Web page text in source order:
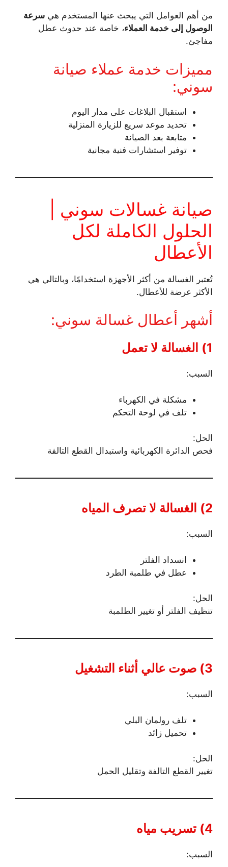
من أهم العوامل التي يبحث عنها المستخدم هي سرعة
الوصول إلى خدمة العملاء، خاصة عند حدوث عطل
مفاجئ.
مميزات خدمة عملاء صيانة
سوني:
استقبال البلاغات على مدار اليوم
تحديد موعد سريع للزيارة المنزلية
متابعة بعد الصيانة
توفير استشارات فنية مجانية
صيانة غسالات سوني |
الحلول الكاملة لكل
الأعطال
تُعتبر الغسالة من أكثر الأجهزة استخدامًا، وبالتالي هي
الأكثر عرضة للأعطال.
أشهر أعطال غسالة سوني:
1) الغسالة لا تعمل
السبب:
مشكلة في الكهرباء
تلف في لوحة التحكم
الحل:
فحص الدائرة الكهربائية واستبدال القطع التالفة
2) الغسالة لا تصرف المياه
السبب:
انسداد الفلتر
عطل في طلمبة الطرد
الحل:
تنظيف الفلتر أو تغيير الطلمبة
3) صوت عالي أثناء التشغيل
السبب:
تلف رولمان البلي
تحميل زائد
الحل:
تغيير القطع التالفة وتقليل الحمل
4) تسريب مياه
السبب: